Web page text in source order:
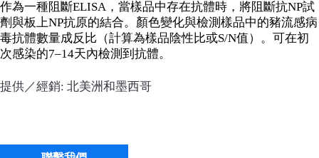
作為一種阻斷ELISA，當樣品中存在抗體時，將阻斷抗NP試
劑與板上NP抗原的結合。顏色變化與檢測樣品中的豬流感病
毒抗體數量成反比（計算為樣品陰性比或S/N值）。可在初
次感染的7–14天內檢測到抗體。
提供／經銷: 北美洲和墨西哥